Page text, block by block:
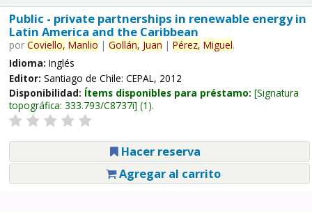
Public - private partnerships in renewable energy in
Latin America and the Caribbean
por Coviello, Manlio | Gollán, Juan | Pérez, Miguel.
Idioma: Inglés
Editor: Santiago de Chile: CEPAL, 2012
Disponibilidad: Ítems disponibles para préstamo: Signatura
topográfica: 333.793/C8737i (1).
Hacer reserva
Agregar al carrito